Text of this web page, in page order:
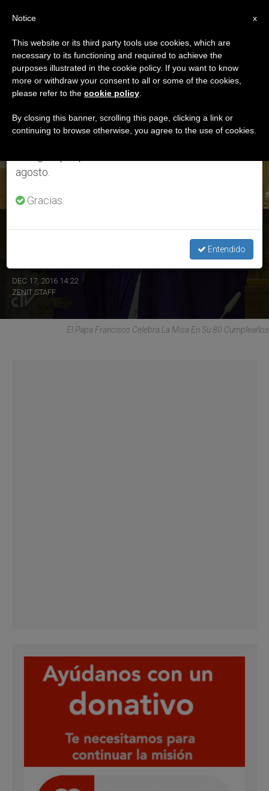
ETIQUETA
Posts Tagged ‘misa
Del Papa Francisco’
ÚLTIMAS NOTICIAS
DEC 17, 2016 14:22
ZENIT STAFF
El Papa Francisco Celebra La Misa En Su 80 Cumpleaños
×
Aviso importante
Del 27 de julio al 7 de agosto haremos la pausa
anual, aprovechando que en el periodo de verano
se generan menos informaciones y también el
agosto.
Gracias.
Entendido
x
Notice
This website or its third party tools use cookies, which are
necessary to its functioning and required to achieve the
purposes illustrated in the cookie policy. If you want to know
more or withdraw your consent to all or some of the cookies,
please refer to the cookie policy
By closing this banner, scrolling this page, clicking a link or
continuing to browse otherwise, you agree to the use of cookies.